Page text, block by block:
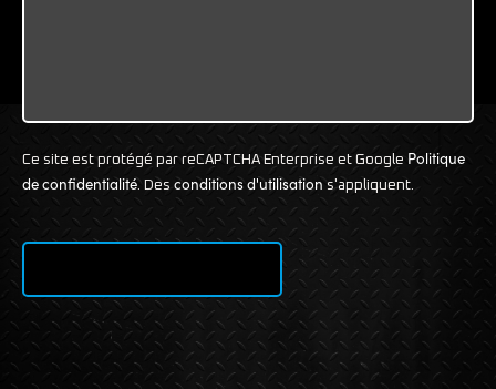
Ce site est protégé par reCAPTCHA Enterprise et Google Politique
de confidentialité. Des conditions d'utilisation s'appliquent.